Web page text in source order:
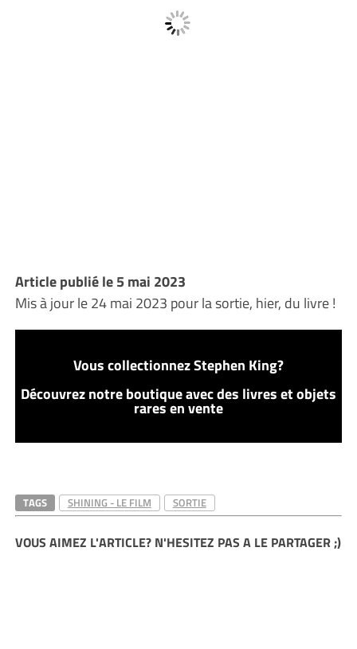
Article publié le 5 mai 2023
Mis à jour le 24 mai 2023 pour la sortie, hier, du livre !
Vous collectionnez Stephen King?
Découvrez notre boutique avec des livres et objets
rares en vente
TAGS SHINING - LE FILM SORTIE
VOUS AIMEZ L'ARTICLE? N'HESITEZ PAS A LE PARTAGER ;)